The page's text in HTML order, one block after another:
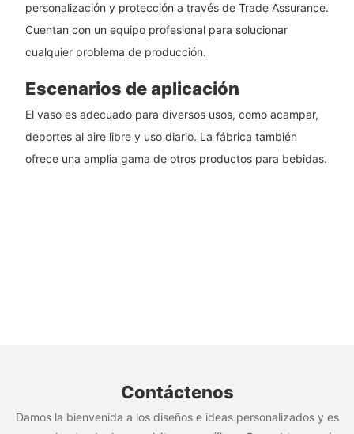
personalización y protección a través de Trade Assurance.
Cuentan con un equipo profesional para solucionar
cualquier problema de producción.
Escenarios de aplicación
El vaso es adecuado para diversos usos, como acampar,
deportes al aire libre y uso diario. La fábrica también
ofrece una amplia gama de otros productos para bebidas.
Contáctenos
Damos la bienvenida a los diseños e ideas personalizados y es